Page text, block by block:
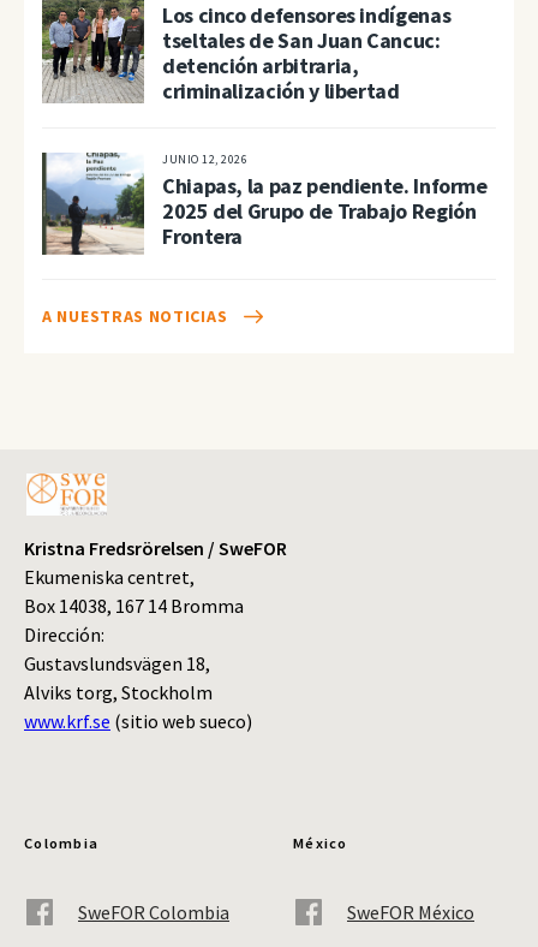
Los cinco defensores indígenas
tseltales de San Juan Cancuc:
detención arbitraria,
criminalización y libertad
JUNIO 12, 2026
Chiapas, la paz pendiente. Informe
2025 del Grupo de Trabajo Región
Frontera
A NUESTRAS NOTICIAS
Kristna Fredsrörelsen / SweFOR
Ekumeniska centret,
Box 14038, 167 14 Bromma
Dirección:
Gustavslundsvägen 18,
Alviks torg, Stockholm
www.krf.se (sitio web sueco)
Colombia
SweFOR Colombia
México
SweFOR México